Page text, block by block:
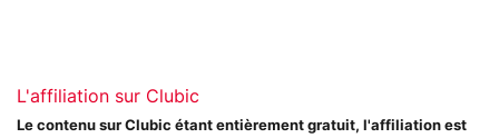
L'affiliation sur Clubic
Le contenu sur Clubic étant entièrement gratuit, l'affiliation est